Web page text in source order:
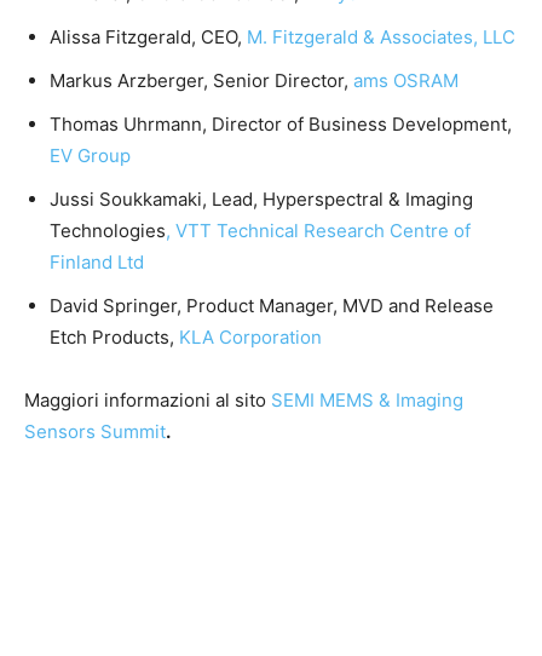
Alissa Fitzgerald, CEO, M. Fitzgerald & Associates, LLC
Markus Arzberger, Senior Director, ams OSRAM
Thomas Uhrmann, Director of Business Development,
EV Group
Jussi Soukkamaki, Lead, Hyperspectral & Imaging
Technologies, VTT Technical Research Centre of
Finland Ltd
David Springer, Product Manager, MVD and Release
Etch Products, KLA Corporation
Maggiori informazioni al sito SEMI MEMS & Imaging
Sensors Summit.